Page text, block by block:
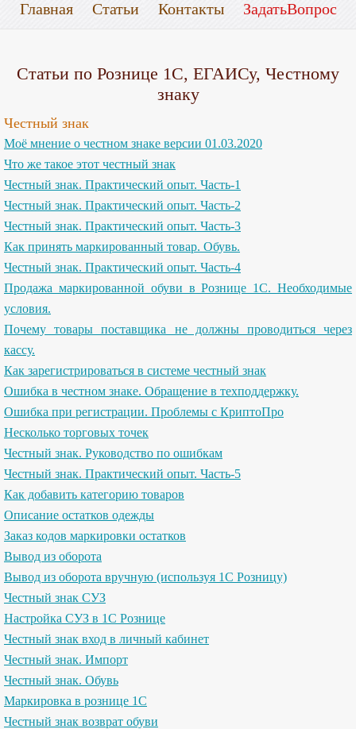
Главная Статьи Контакты ЗадатьВопрос
Статьи по Рознице 1С, ЕГАИСу, Честному
знаку
Честный знак
Моё мнение о честном знаке версии 01.03.2020
Что же такое этот честный знак
Честный знак. Практический опыт. Часть-1
Честный знак. Практический опыт. Часть-2
Честный знак. Практический опыт. Часть-3
Как принять маркированный товар. Обувь.
Честный знак. Практический опыт. Часть-4
Продажа маркированной обуви в Рознице 1С. Необходимые
условия.
Почему товары поставщика не должны проводиться через
кассу.
Как зарегистрироваться в системе честный знак
Ошибка в честном знаке. Обращение в техподдержку.
Ошибка при регистрации. Проблемы с КриптоПро
Несколько торговых точек
Честный знак. Руководство по ошибкам
Честный знак. Практический опыт. Часть-5
Как добавить категорию товаров
Описание остатков одежды
Заказ кодов маркировки остатков
Вывод из оборота
Вывод из оборота вручную (используя 1С Розницу)
Честный знак СУЗ
Настройка СУЗ в 1С Рознице
Честный знак вход в личный кабинет
Честный знак. Импорт
Честный знак. Обувь
Маркировка в рознице 1С
Честный знак возврат обуви